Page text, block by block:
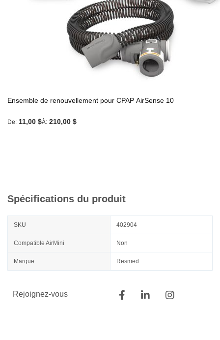
Ensemble de renouvellement pour CPAP AirSense 10
De 11,00 $À 210,00 $
Spécifications du produit
SKU 402904
Compatible AirMini Non
Marque Resmed
Rejoignez-vous